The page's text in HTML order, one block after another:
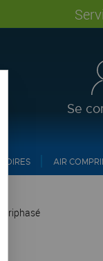
Se
AIR
triphasé